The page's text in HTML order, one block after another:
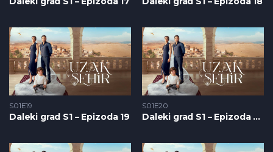
S01E19
Daleki grad S1 – Epizoda 19
S01E20
Daleki grad S1 – Epizoda 20